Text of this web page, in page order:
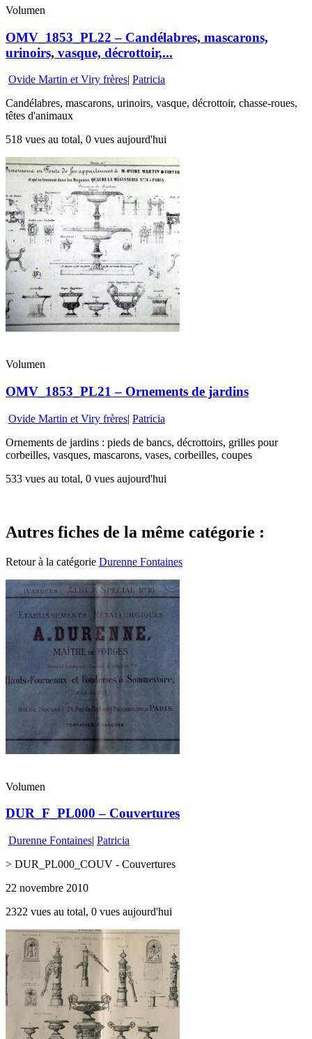
Volumen
OMV_1853_PL22 – Candélabres, mascarons,
urinoirs, vasque, décrottoir,...
Ovide Martin et Viry frères Patricia
Candélabres, mascarons, urinoirs, vasque, décrottoir, chasse-roues,
têtes d'animaux
518 vues au total, 0 vues aujourd'hui
Volumen
OMV_1853_PL21 – Ornements de jardins
Ovide Martin et Viry frères| Patricia
Ornements de jardins : pieds de bancs, décrottoirs, grilles pour
corbeilles, vasques, mascarons, vases, corbeilles, coupes
533 vues au total, 0 vues aujourd'hui
Autres fiches de la même catégorie :
Retour à la catégorie Durenne Fontaines
Volumen
DUR_F_PL000 – Couvertures
Durenne Fontaines| Patricia
> DUR_PL000_COUV - Couvertures
22 novembre 2010
2322 vues au total, 0 vues aujourd'hui